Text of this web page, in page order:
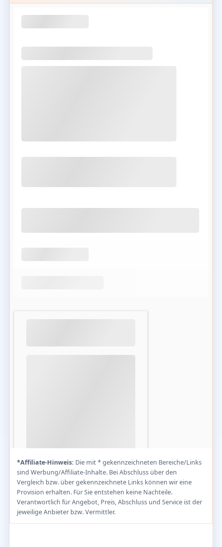
*Affiliate-Hinweis: Die mit * gekennzeichneten Bereiche/Links
sind Werbung/Affiliate-Inhalte. Bei Abschluss über den
Vergleich bzw. über gekennzeichnete Links können wir eine
Provision erhalten. Für Sie entstehen keine Nachteile.
Verantwortlich für Angebot, Preis, Abschluss und Service ist der
jeweilige Anbieter bzw. Vermittler.